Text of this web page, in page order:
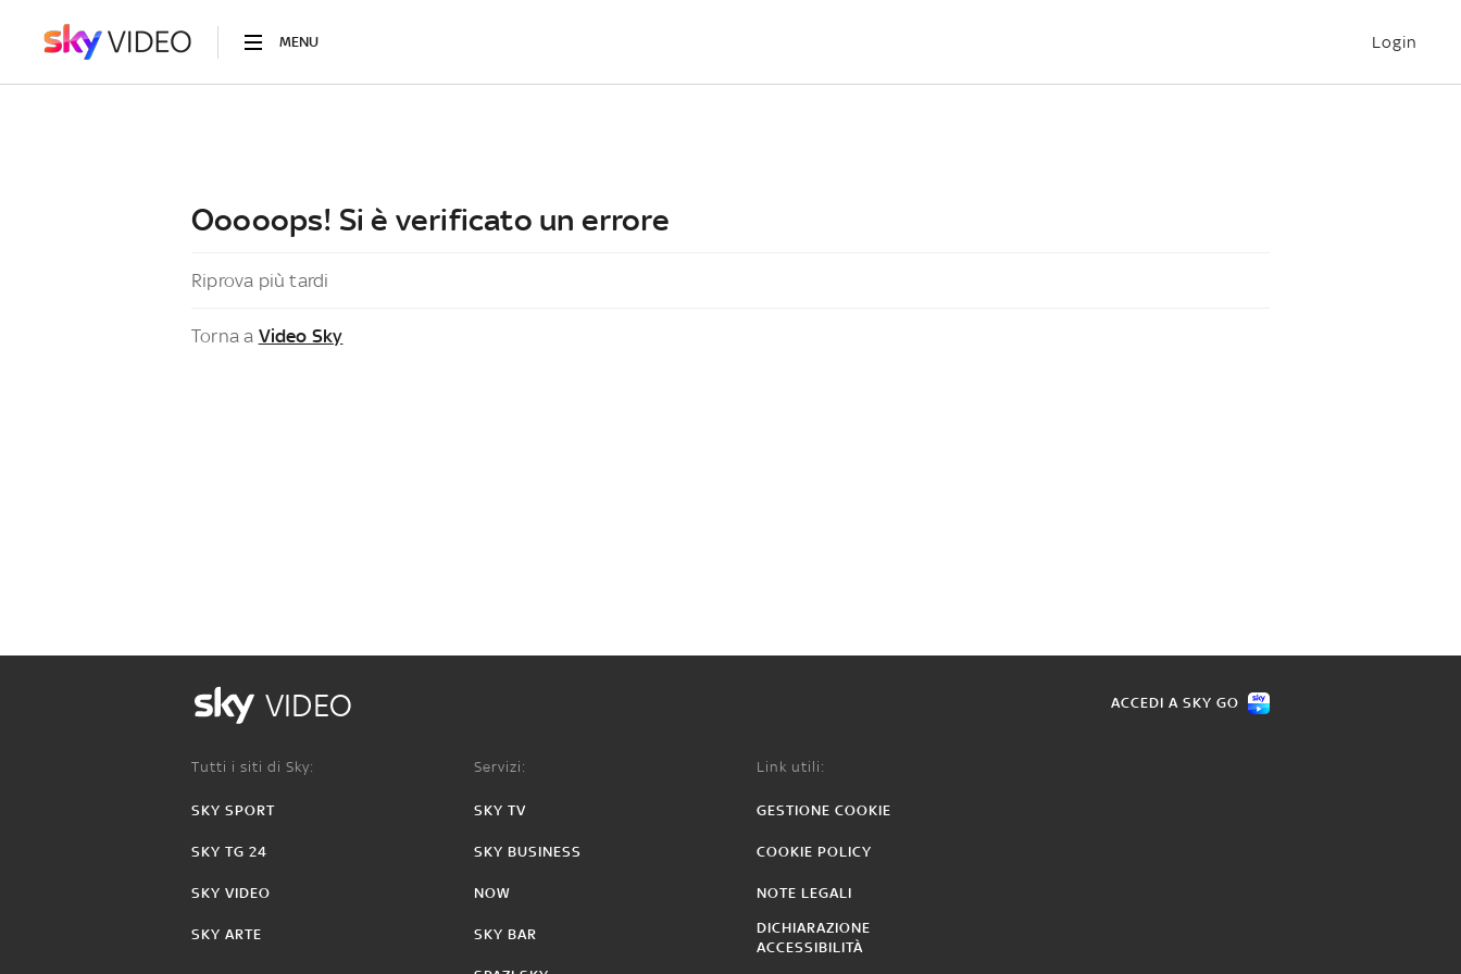
MENU Login
Ooooops! Si è verificato un errore
Riprova più tardi
Torna a Video Sky
VIDEO ACCEDI A SKY GO
Tutti i siti di Sky:
SKY SPORT
SKY TG 24
SKY VIDEO
SKY ARTE
Servizi:
SKY TV
SKY BUSINESS
NOW
SKY BAR
Link utili:
GESTIONE COOKIE
COOKIE POLICY
NOTE LEGALI
DICHIARAZIONE
ACCESSIBILITÀ